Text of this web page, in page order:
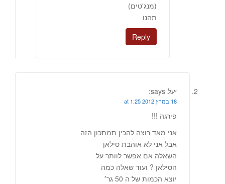
(מנג'טים)
תהנו
Reply
יעל says:
18 במרץ 2012 at 1:25
פירגה !!!
אני מאד רוצה להכין תמתכון הזה
אבל אני לא אוהבת סילאן
השאלה אם אפשר לוותר על
הסילאן ? ועוד שאלה כמה
יוצא הכמות של ה 50 גר׳